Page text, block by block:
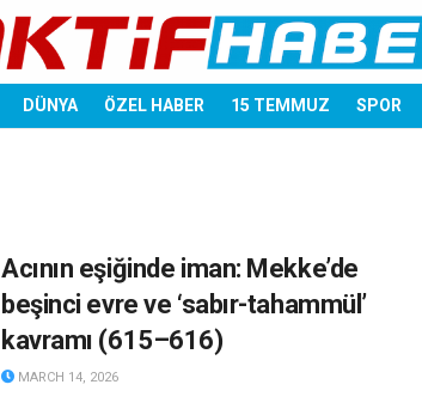
DÜNYA ÖZEL HABER 15 TEMMUZ SPOR
Acının eşiğinde iman: Mekke’de
beşinci evre ve ‘sabır-tahammül’
kavramı (615–616)
MARCH 14, 2026